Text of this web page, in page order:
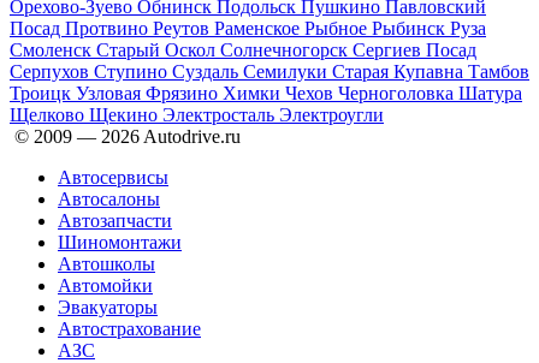
Орехово-Зуево Обнинск Подольск Пушкино Павловский
Посад Протвино Реутов Раменское Рыбное Рыбинск Руза
Смоленск Старый Оскол Солнечногорск Сергиев Посад
Серпухов Ступино Суздаль Семилуки Старая Купавна Тамбов
Троицк Узловая Фрязино Химки Чехов Черноголовка Шатура
Щелково Щекино Электросталь Электроугли
© 2009 — 2026 Autodrive.ru
Автосервисы
Автосалоны
Автозапчасти
Шиномонтажи
Автошколы
Автомойки
Эвакуаторы
Автострахование
АЗС